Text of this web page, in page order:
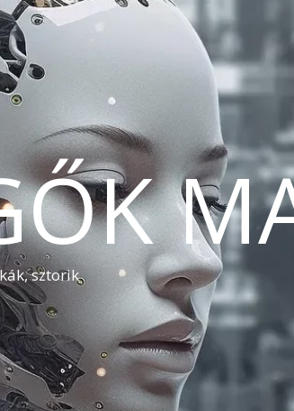
sztorik